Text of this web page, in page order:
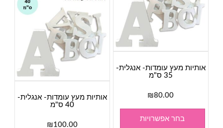
אותיות מעץ עומדות- אנגלית-
35 ס"מ
₪80.00
בחר אפשרויות
אותיות מעץ עומדות- אנגלית-
40 ס"מ
₪100.00